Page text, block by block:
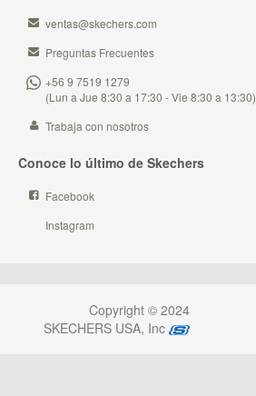
ventas@skechers.com
Preguntas Frecuentes
+56 9 7519 1279
(Lun a Jue 8:30 a 17:30 - Vie 8:30 a 13:30)
Trabaja con nosotros
Conoce lo último de Skechers
Facebook
Instagram
Copyright © 2024
SKECHERS USA, Inc